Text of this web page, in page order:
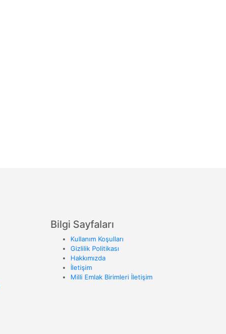
Bilgi Sayfaları
Kullanım Koşulları
Gizlilik Politikası
Hakkımızda
İletişim
Milli Emlak Birimleri İletişim